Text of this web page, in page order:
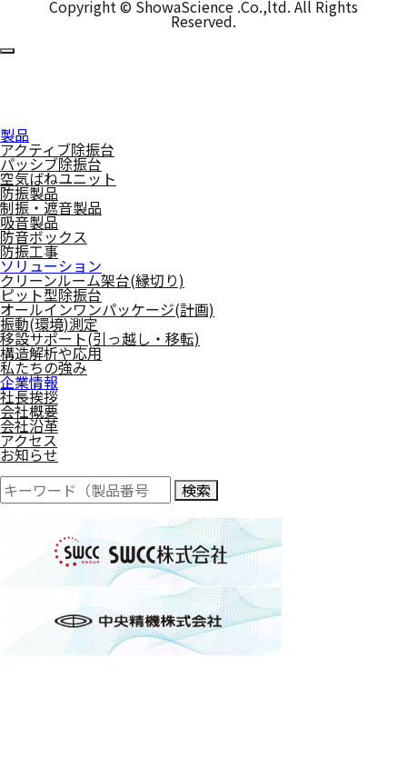
Copyright © ShowaScience .Co.,ltd. All Rights
Reserved.
製品
アクティブ除振台
パッシブ除振台
空気ばねユニット
防振製品
制振・遮音製品
吸音製品
防音ボックス
防振工事
ソリューション
クリーンルーム架台(縁切り)
ピット型除振台
オールインワンパッケージ(計画)
振動(環境)測定
移設サポート(引っ越し・移転)
構造解析や応用
私たちの強み
企業情報
社長挨拶
会社概要
会社沿革
アクセス
お知らせ
検索